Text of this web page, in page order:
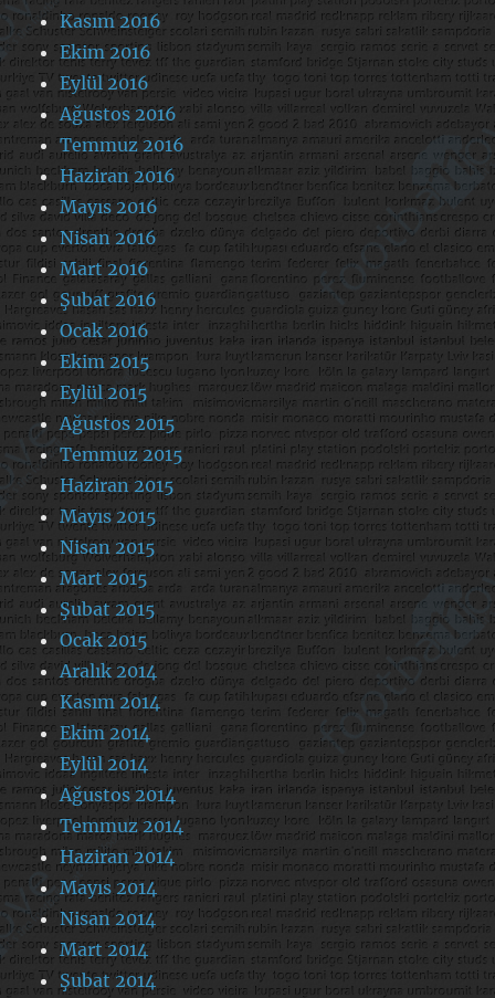
Kasım 2016
Ekim 2016
Eylül 2016
Ağustos 2016
Temmuz 2016
Haziran 2016
Mayıs 2016
Nisan 2016
Mart 2016
Şubat 2016
Ocak 2016
Ekim 2015
Eylül 2015
Ağustos 2015
Temmuz 2015
Haziran 2015
Mayıs 2015
Nisan 2015
Mart 2015
Şubat 2015
Ocak 2015
Aralık 2014
Kasım 2014
Ekim 2014
Eylül 2014
Ağustos 2014
Temmuz 2014
Haziran 2014
Mayıs 2014
Nisan 2014
Mart 2014
Şubat 2014